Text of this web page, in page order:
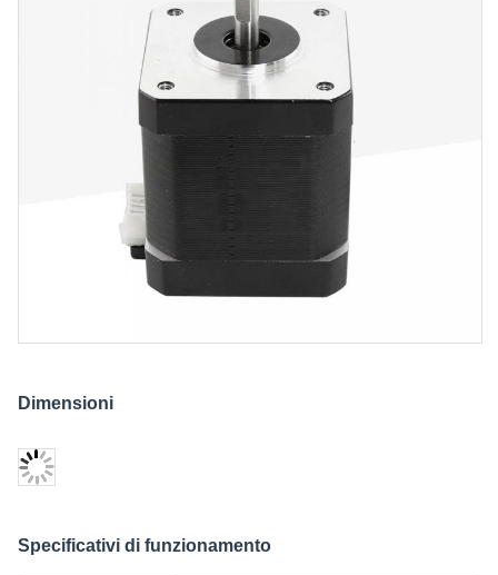
Dimensioni
Specificativi di funzionamento